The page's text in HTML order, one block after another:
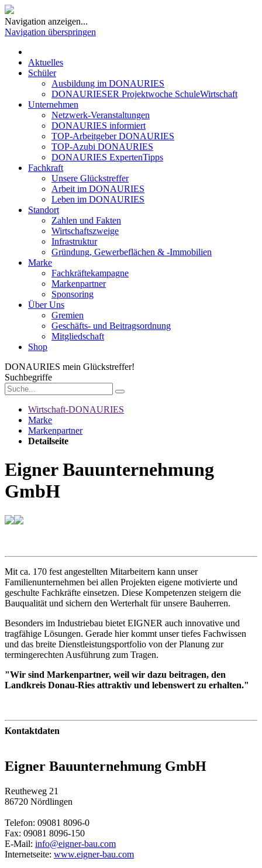
Navigation anzeigen...
Navigation überspringen
Aktuelles
Schüler
Ausbildung im DONAURIES
DONAURIESER Projektwoche SchuleWirtschaft
Unternehmen
Netzwerk-Veranstaltungen
DONAURIES informiert
TOP-Arbeitgeber DONAURIES
TOP-Azubi DONAURIES
DONAURIES ExpertenTipps
Fachkraft
Unsere Glückstreffer
Arbeit im DONAURIES
Leben im DONAURIES
Standort
Zahlen und Fakten
Wirtschaftszweige
Infrastruktur
Gründung, Gewerbeflächen & -Immobilien
Marke
Fachkräftekampagne
Markenpartner
Sponsoring
Über Uns
Gremien
Geschäfts- und Beitragsordnung
Mitgliedschaft
Shop
DONAURIES mein Glückstreffer!
Suchbegriffe
Wirtschaft-DONAURIES
Marke
Markenpartner
Detailseite
Eigner Bauunternehmung
GmbH
Mit ca. 170 fest angestellten Mitarbeitern kann unser
Familienunternehmen bei allen Projekten eigene motivierte und
geschulte Fachkräfte einsetzen. Diese Kompetenzen steigern die
Bauqualität und sichern den Werterhalt für unsere Bauherren.
Besonders im Industriebau bietet EIGNER auch innovative und
tragfähige Lösungen. Gerade hier kommt unser tiefes Fachwissen
und das breite Dienstleistungsportfolio von der Planung zur
termingerechten Ausführung zum Tragen.
"Wir sind Markenpartner, weil wir dazu beitragen, den
Landkreis Donau-Ries attraktiv und lebenswert zu erhalten."
Kontaktdaten
Eigner Bauunternehmung GmbH
Reutheweg 21
86720 Nördlingen
Telefon: 09081 8096-0
Fax: 09081 8096-150
E-Mail: info@eigner-bau.com
Internetseite: www.eigner-bau.com